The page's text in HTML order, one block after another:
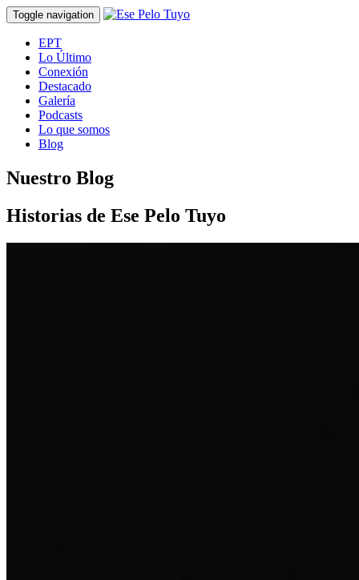
Toggle navigation
EPT
Lo Último
Conexión
Destacado
Galería
Podcasts
Lo que somos
Blog
Nuestro Blog
Historias de Ese Pelo Tuyo